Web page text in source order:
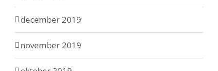
december 2019
november 2019